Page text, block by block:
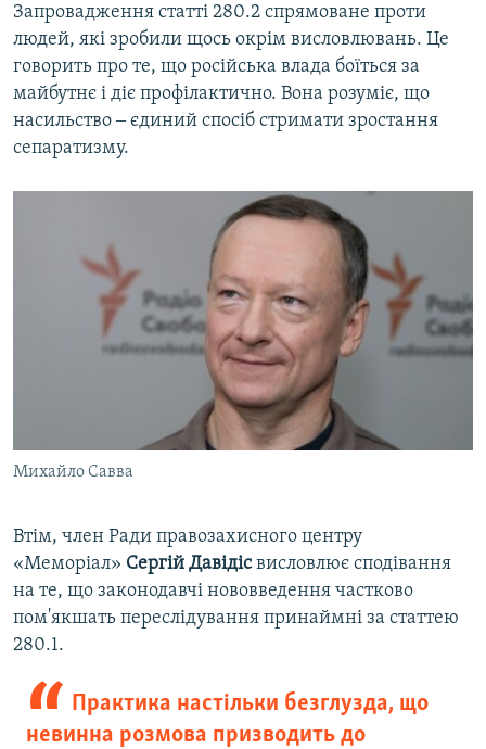
Запровадження статті 280.2 спрямоване проти
людей, які зробили щось окрім висловлювань. Це
говорить про те, що російська влада боїться за
майбутнє і діє профілактично. Вона розуміє, що
насильство ‒ єдиний спосіб стримати зростання
сепаратизму.
Михайло Савва
Втім, член Ради правозахисного центру
«Меморіал» Сергій Давідісвисловлює сподівання
на те, що законодавчі нововведення частково
пом'якшать переслідування принаймні за статтею
280.1.
Практика настільки безглузда, що
невинна розмова призводить до